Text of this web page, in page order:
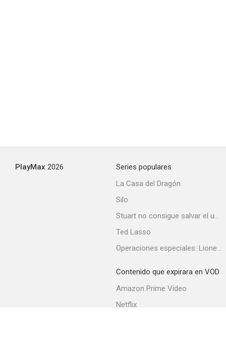
PlayMax 2026
Series populares
La Casa del Dragón
Silo
Stuart no consigue salvar el universo
Ted Lasso
Operaciones especiales: Lioness
Contenido que expirara en VOD
Amazon Prime Video
Netflix